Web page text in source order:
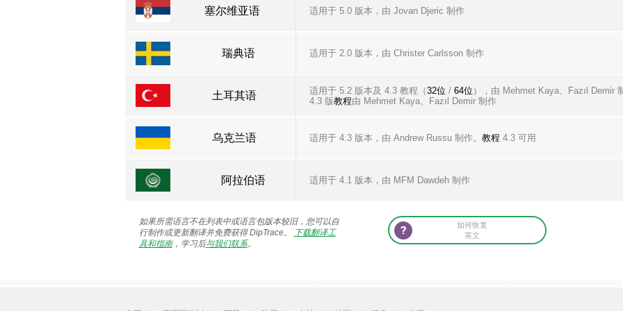
塞尔维亚语 适用于 5.0 版本，由 Jovan Djeric 制作
瑞典语 适用于 2.0 版本，由 Christer Carlsson 制作
土耳其语 适用于 5.2 版本及 4.3 教程（32位 / 64位 ），由 Mehmet Kaya、Fazıl Demir
4.3 版教程由 Mehmet Kaya、Fazıl Demir 制作
乌克兰语 适用于 4.3 版本，由 Andrew Russu 制作。 教程 4.3 可用
阿拉伯语 适用于 4.1 版本，由 MFM Dawdeh 制作
如果所需语言不在列表中或语言包版本较旧，您可以自
行制作或更新翻译并免费获得 DipTrace。
下载翻译工
具和指南，学习后与我们联系。
如何恢复
英文